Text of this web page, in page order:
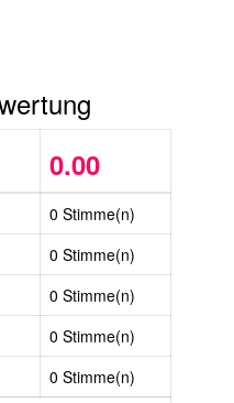
0.00
0 Stimme(n)
0 Stimme(n)
0 Stimme(n)
0 Stimme(n)
0 Stimme(n)